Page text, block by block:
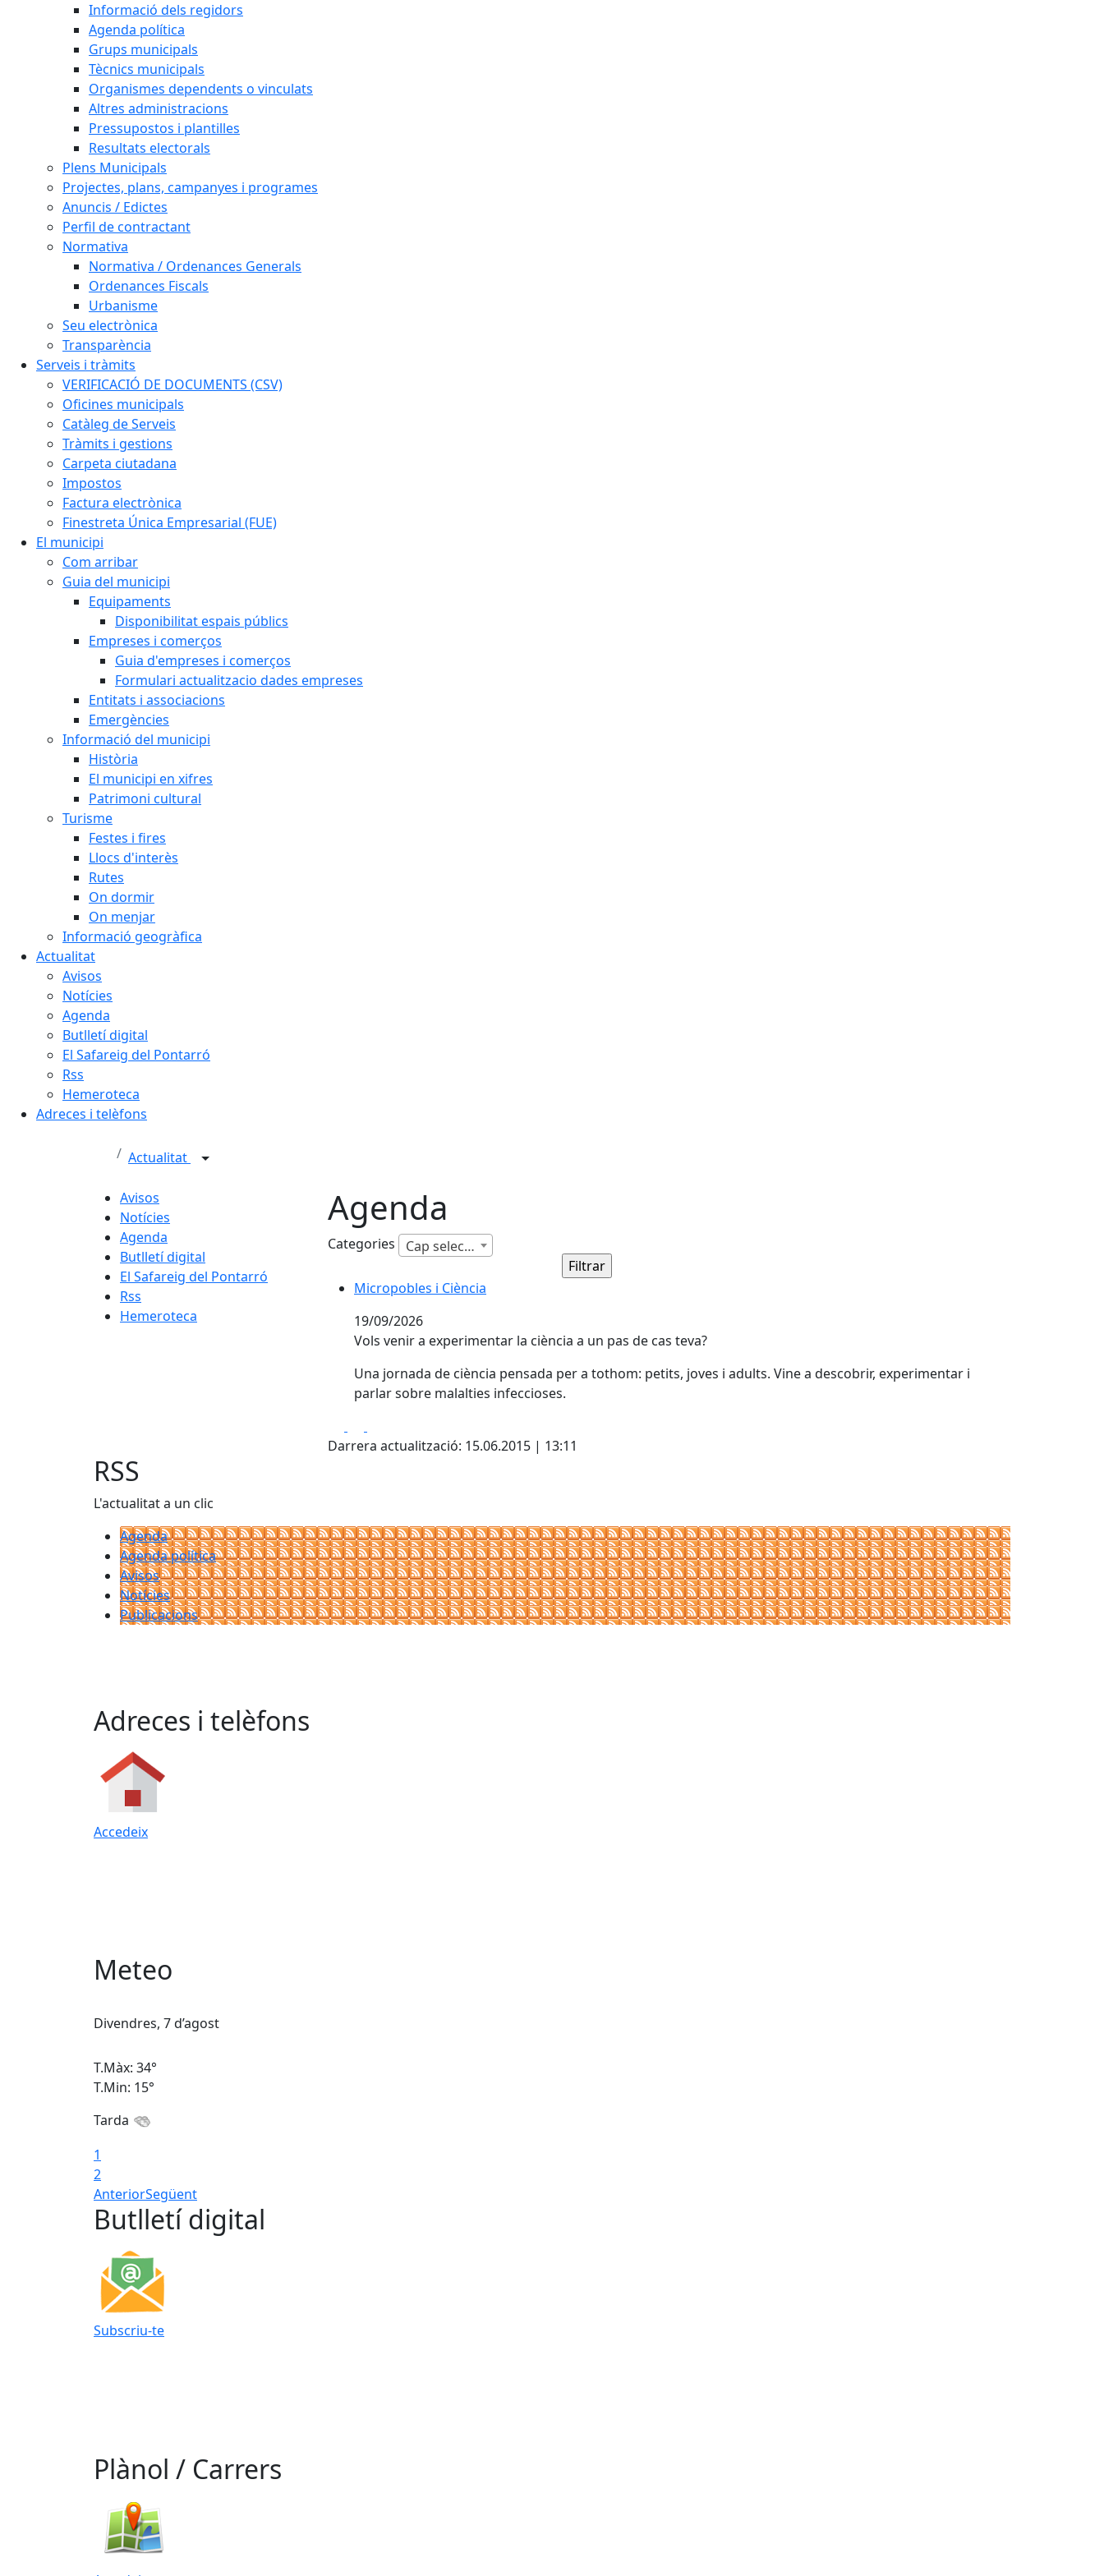
Informació dels regidors
Agenda política
Grups municipals
Tècnics municipals
Organismes dependents o vinculats
Altres administracions
Pressupostos i plantilles
Resultats electorals
Plens Municipals
Projectes, plans, campanyes i programes
Anuncis / Edictes
Perfil de contractant
Normativa
Normativa / Ordenances Generals
Ordenances Fiscals
Urbanisme
Seu electrònica
Transparència
Serveis i tràmits
VERIFICACIÓ DE DOCUMENTS (CSV)
Oficines municipals
Catàleg de Serveis
Tràmits i gestions
Carpeta ciutadana
Impostos
Factura electrònica
Finestreta Única Empresarial (FUE)
El municipi
Com arribar
Guia del municipi
Equipaments
Disponibilitat espais públics
Empreses i comerços
Guia d'empreses i comerços
Formulari actualitzacio dades empreses
Entitats i associacions
Emergències
Informació del municipi
Història
El municipi en xifres
Patrimoni cultural
Turisme
Festes i fires
Llocs d'interès
Rutes
On dormir
On menjar
Informació geogràfica
Actualitat
Avisos
Notícies
Agenda
Butlletí digital
El Safareig del Pontarró
Rss
Hemeroteca
Adreces i telèfons
Actualitat
Avisos
Notícies
Agenda
Butlletí digital
El Safareig del Pontarró
Rss
Hemeroteca
Agenda
Categories Cap selecció
Micropobles i Ciència
Micropobles i Ciència
19/09/2026
Vols venir a experimentar la ciència a un pas de cas teva?
Una jornada de ciència pensada per a tothom: petits, joves i adults. Vine a descobrir, experimentar i
parlar sobre malalties infeccioses.
Darrera actualització: 15.06.2015 | 13:11
RSS
L'actualitat a un clic
Agenda
Agenda política
Avisos
Notícies
Publicacions
Adreces i telèfons
Accedeix
Meteo
Divendres, 7 d’agost
T.Màx: 34°
T.Min: 15°
Tarda
1
2
AnteriorSegüent
Butlletí digital
Subscriu-te
Plànol / Carrers